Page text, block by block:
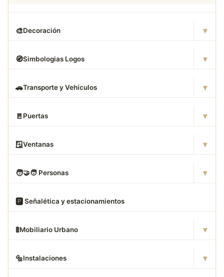
🎨Decoración ▾
🧭Simbologias Logos ▾
🚗Transporte y Vehículos ▾
🚪 Puertas ▾
🪟Ventanas ▾
🧑‍🤝‍🧑 Personas ▾
🅿️ Señalética y estacionamientos
🚦Mobiliario Urbano ▾
🔩Instalaciones ▾